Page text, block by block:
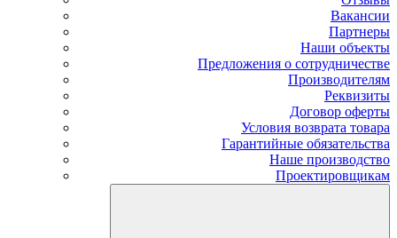
Вакансии
Партнеры
Наши объекты
Предложения о сотрудничестве
Производителям
Реквизиты
Договор оферты
Условия возврата товара
Гарантийные обязательства
Наше производство
Проектировщикам